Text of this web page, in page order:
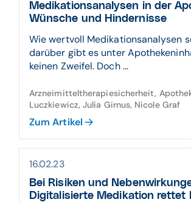
Medikationsanalysen in der
Wünsche und Hindernisse
Wie wertvoll Medikationsanalysen
darüber gibt es unter
keinen Zweifel. Doch ...
Arzneimitteltherapiesicherheit,
Luczkiewicz, Julia Girnus, Nicole Graf
Zum Artikel
16.02.23
Bei Risiken und
Digitalisierte Medikation rettet